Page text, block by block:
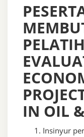
IN OIL
Insinyur